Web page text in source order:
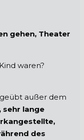
gehen, Theater
waren?
außer dem
sehr lange
des